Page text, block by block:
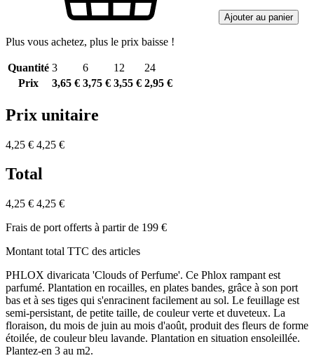
Ajouter au panier
Plus vous achetez, plus le prix baisse !
Quantité 3 6 12
24
Prix
3,65 € 3,75 € 3,55 € 2,95 €
Prix unitaire
4,25 € 4,25 €
Total
4,25 € 4,25 €
Frais de port offerts à partir de 199 €
Montant total TTC des articles
PHLOX divaricata 'Clouds of Perfume'. Ce Phlox rampant est
parfumé. Plantation en rocailles, en plates bandes, grâce à son port
bas et à ses tiges qui s'enracinent facilement au sol. Le feuillage est
semi-persistant, de petite taille, de couleur verte et duveteux. La
floraison, du mois de juin au mois d'août, produit des fleurs de forme
étoilée, de couleur bleu lavande. Plantation en situation ensoleillée.
Plantez-en 3 au m2.